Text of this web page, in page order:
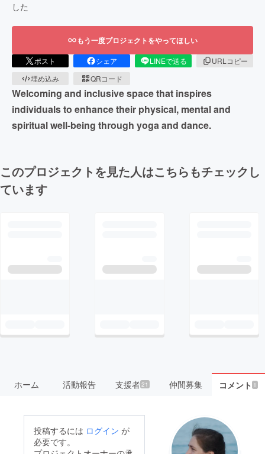
した
もう一度プロジェクトをやってほしい
ポスト シェア LINEで送る
URLコピー
埋め込み
QRコード
Welcoming and inclusive space that inspires
individuals to enhance their physical, mental and
spiritual well-being through yoga and dance.
このプロジェクトを見た人はこちらもチェックし
ています
ホーム 活動報告 支援者21 仲間募集 コメント 1
投稿するには ログイン が
必要です。